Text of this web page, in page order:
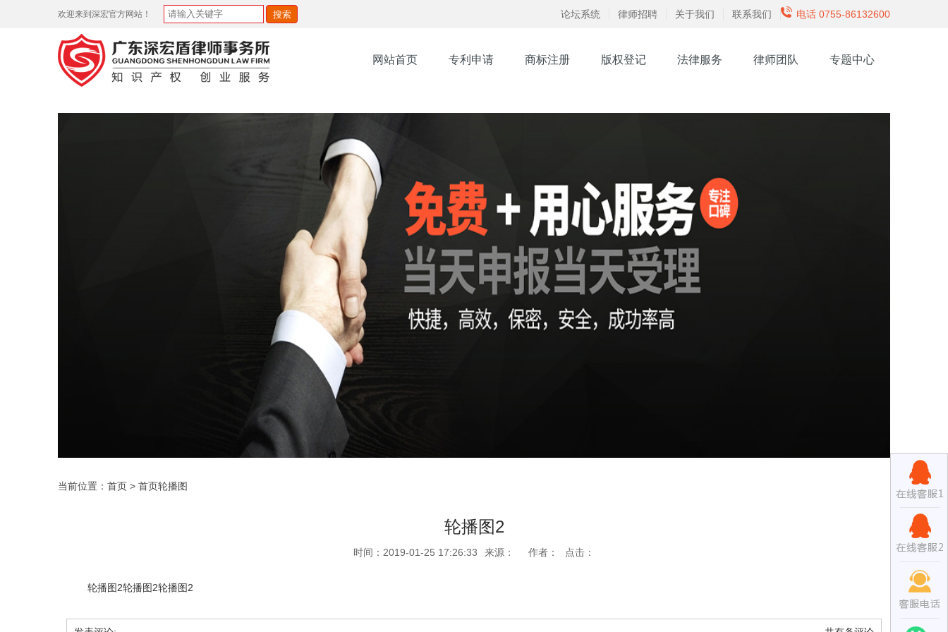
欢迎来到深宏官方网站！ 论坛系统 律师招聘 关于我们 联系我们 电话 0755-86132600
网站首页 专利申请 商标注册 版权登记 法律服务 律师团队 专题中心
当前位置： 首页 > 首页轮播图
轮播图2
时间：2019-01-25 17:26:33 来源： 作者： 点击：
轮播图2轮播图2轮播图2